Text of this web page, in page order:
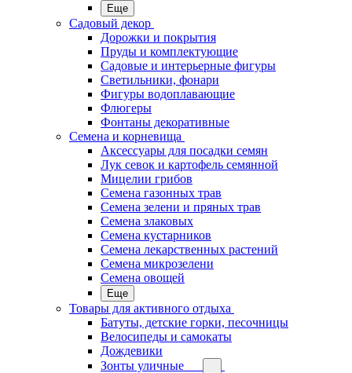
Еще
Садовый декор
Дорожки и покрытия
Пруды и комплектующие
Садовые и интерьерные фигуры
Светильники, фонари
Фигуры водоплавающие
Флюгеры
Фонтаны декоративные
Семена и корневища
Аксессуары для посадки семян
Лук севок и картофель семянной
Мицелии грибов
Семена газонных трав
Семена зелени и пряных трав
Семена злаковых
Семена кустарников
Семена лекарственных растений
Семена микрозелени
Семена овощей
Еще
Товары для активного отдыха
Батуты, детские горки, песочницы
Велосипеды и самокаты
Дождевики
Зонты уличные